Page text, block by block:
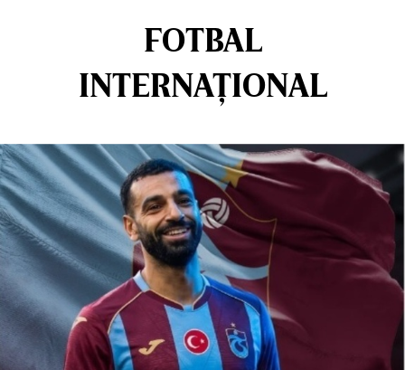
FOTBAL
INTERNAȚIONAL